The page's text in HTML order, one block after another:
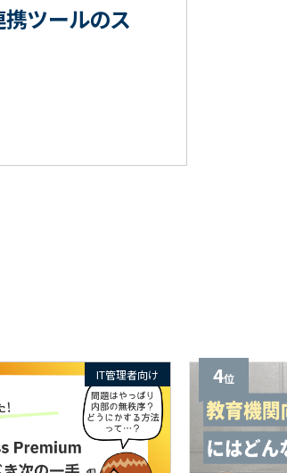
ツールのス
IT管理者向け 4位